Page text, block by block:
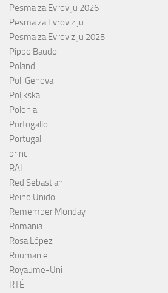
Pesma za Evroviju 2026
Pesma za Evroviziju
Pesma za Evroviziju 2025
Pippo Baudo
Poland
Poli Genova
Poljkska
Polonia
Portogallo
Portugal
princ
RAI
Red Sebastian
Reino Unido
Remember Monday
Romania
Rosa López
Roumanie
Royaume-Uni
RTÉ